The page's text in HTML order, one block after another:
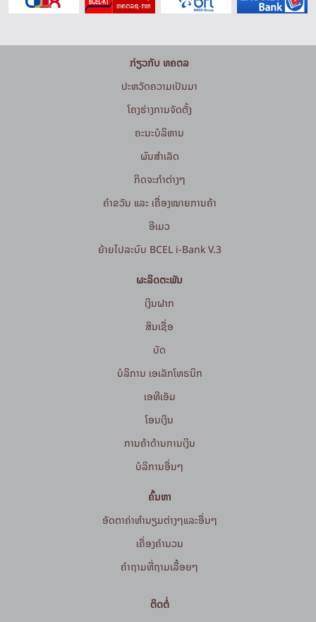
ກ່ຽວກັບ ທຄຕລ
ປະຫວັດຄວາມເປັນມາ
ໂຄງຮ່າງການຈັດຕັ້ງ
ຄະນະບໍລິຫານ
ຜົນສຳເລັດ
ກິດຈະກໍາຕ່າງໆ
ຄຳຂວັນ ແລະ ເຄື່ອງໝາຍການຄ້າ
ອີເມວ
ຍ້າຍໄປລະບົບ BCEL i-Bank V.3
ຜະລິດຕະພັນ
ເງິນຝາກ
ສິນເຊື່ອ
ບັດ
ບໍລິການ ເອເລັກໂທຣນິກ
ເອທີເອັມ
ໂອນເງິນ
ການຄ້າດ້ານການເງິນ
ບໍລິການອື່ນໆ
ຄົ້ນຫາ
ອັດຕາຄ່າທຳນຽມຕ່າງໆແລະອື່ນໆ
ເຄື່ອງຄຳນວນ
ຄໍາຖາມທີ່ຖາມເລື້ອຍໆ
ຕິດຕໍ່